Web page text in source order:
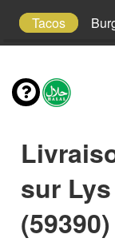
Tacos
sur
(59390)